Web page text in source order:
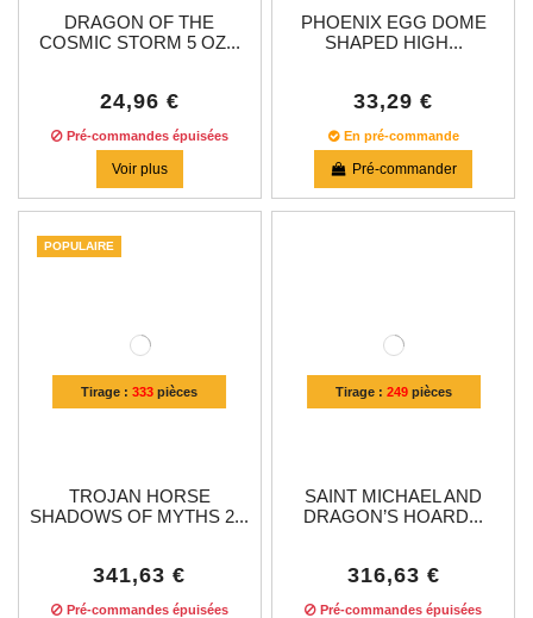
DRAGON OF THE
COSMIC STORM 5 OZ...
24,96 €
Pré-commandes épuisées
Voir plus
PHOENIX EGG DOME
SHAPED HIGH...
33,29 €
En pré-commande
Pré-commander
Tirage :333 pièces
POPULAIRE
TROJAN HORSE
SHADOWS OF MYTHS 2...
341,63 €
Pré-commandes épuisées
Tirage : 249pièces
SAINT MICHAEL AND
DRAGON’S HOARD...
316,63 €
Pré-commandes épuisées